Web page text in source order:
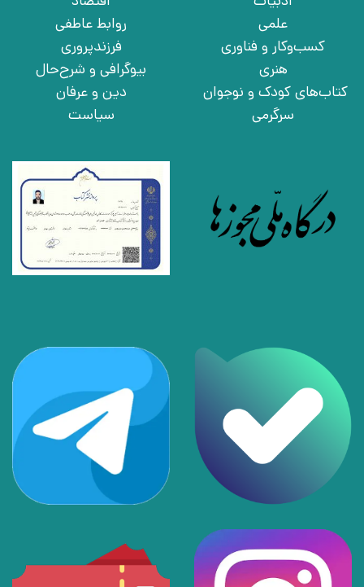
علمی
کسب‌وکار و فناوری
هنری
کتاب‌های کودک و نوجوان
سرگرمی
روابط عاطفی
فرزندپروری
بیوگرافی و شرح‌حال
دین و عرفان
سیاست